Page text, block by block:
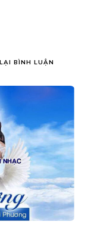
BÌNH LUẬN
SĨ
LÂM
HỮU
NGHỊ
TỔ
CHỨC
ĐÊM
NHẠC
TỪ
THIỆN: